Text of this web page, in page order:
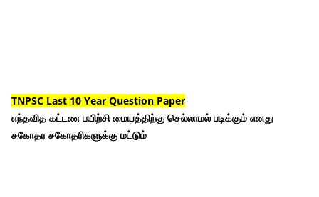
TNPSC Last 10 Year Question Paper
எந்தவித கட்டண பயிற்சி மையத்திற்கு செல்லாமல் படிக்கும் எனது
சகோதர சகோதரிகளுக்கு மட்டும்